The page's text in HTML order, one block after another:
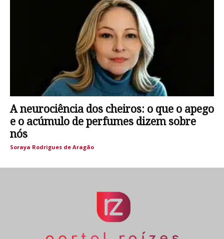
A neurociência dos cheiros: o que o apego
e o acúmulo de perfumes dizem sobre
nós
Soraya Rodrigues de Aragão